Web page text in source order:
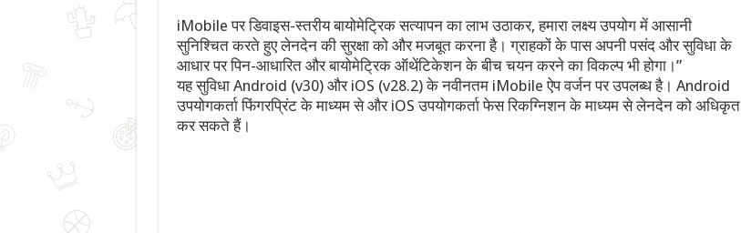
iMobile पर डिवाइस-स्तरीय बायोमेट्रिक सत्यापन का लाभ उठाकर, हमारा लक्ष्य उपयोग में आसानी
सुनिश्चित करते हुए लेनदेन की सुरक्षा को और मजबूत करना है। ग्राहकों के पास अपनी पसंद और सुविधा के
आधार पर पिन-आधारित और बायोमेट्रिक ऑथेंटिकेशन के बीच चयन करने का विकल्प भी होगा।”
यह सुविधा Android (v30) और iOS (v28.2) के नवीनतम iMobile ऐप वर्जन पर उपलब्ध है। Android
उपयोगकर्ता फिंगरप्रिंट के माध्यम से और iOS उपयोगकर्ता फेस रिकग्निशन के माध्यम से लेनदेन को अधिकृत
कर सकते हैं।